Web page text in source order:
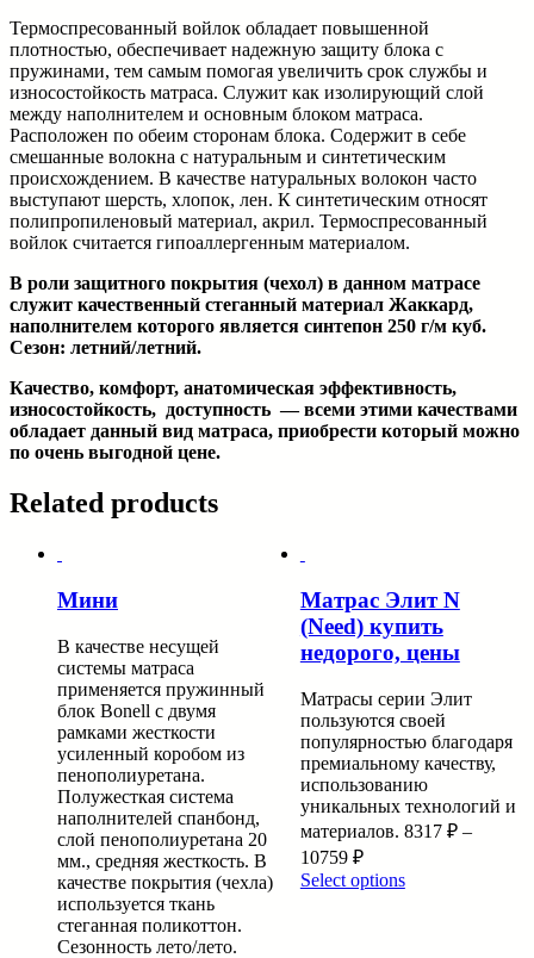
Термоспресованный войлок обладает повышенной
плотностью, обеспечивает надежную защиту блока с
пружинами, тем самым помогая увеличить срок службы и
износостойкость матраса. Служит как изолирующий слой
между наполнителем и основным блоком матраса.
Расположен по обеим сторонам блока. Содержит в себе
смешанные волокна с натуральным и синтетическим
происхождением. В качестве натуральных волокон часто
выступают шерсть, хлопок, лен. К синтетическим относят
полипропиленовый материал, акрил. Термоспресованный
войлок считается гипоаллергенным материалом.
В роли защитного покрытия (чехол) в данном матрасе
служит качественный стеганный материал Жаккард,
наполнителем которого является синтепон 250 г/м куб.
Сезон: летний/летний.
Качество, комфорт, анатомическая эффективность,
износостойкость, доступность — всеми этими качествами
обладает данный вид матраса, приобрести который можно
по очень выгодной цене.
Related products
Мини
В качестве несущей
системы матраса
применяется пружинный
блок Bonell с двумя
рамками жесткости
усиленный коробом из
пенополиуретана.
Полужесткая система
наполнителей спанбонд,
слой пенополиуретана 20
мм., средняя жесткость. В
качестве покрытия (чехла)
используется ткань
стеганная поликоттон.
Сезонность лето/лето.
Матрас Элит N
(Need) купить
недорого, цены
Матрасы серии Элит
пользуются своей
популярностью благодаря
премиальному качеству,
использованию
уникальных технологий и
материалов. 8317 ₽–
10759 ₽
Select options